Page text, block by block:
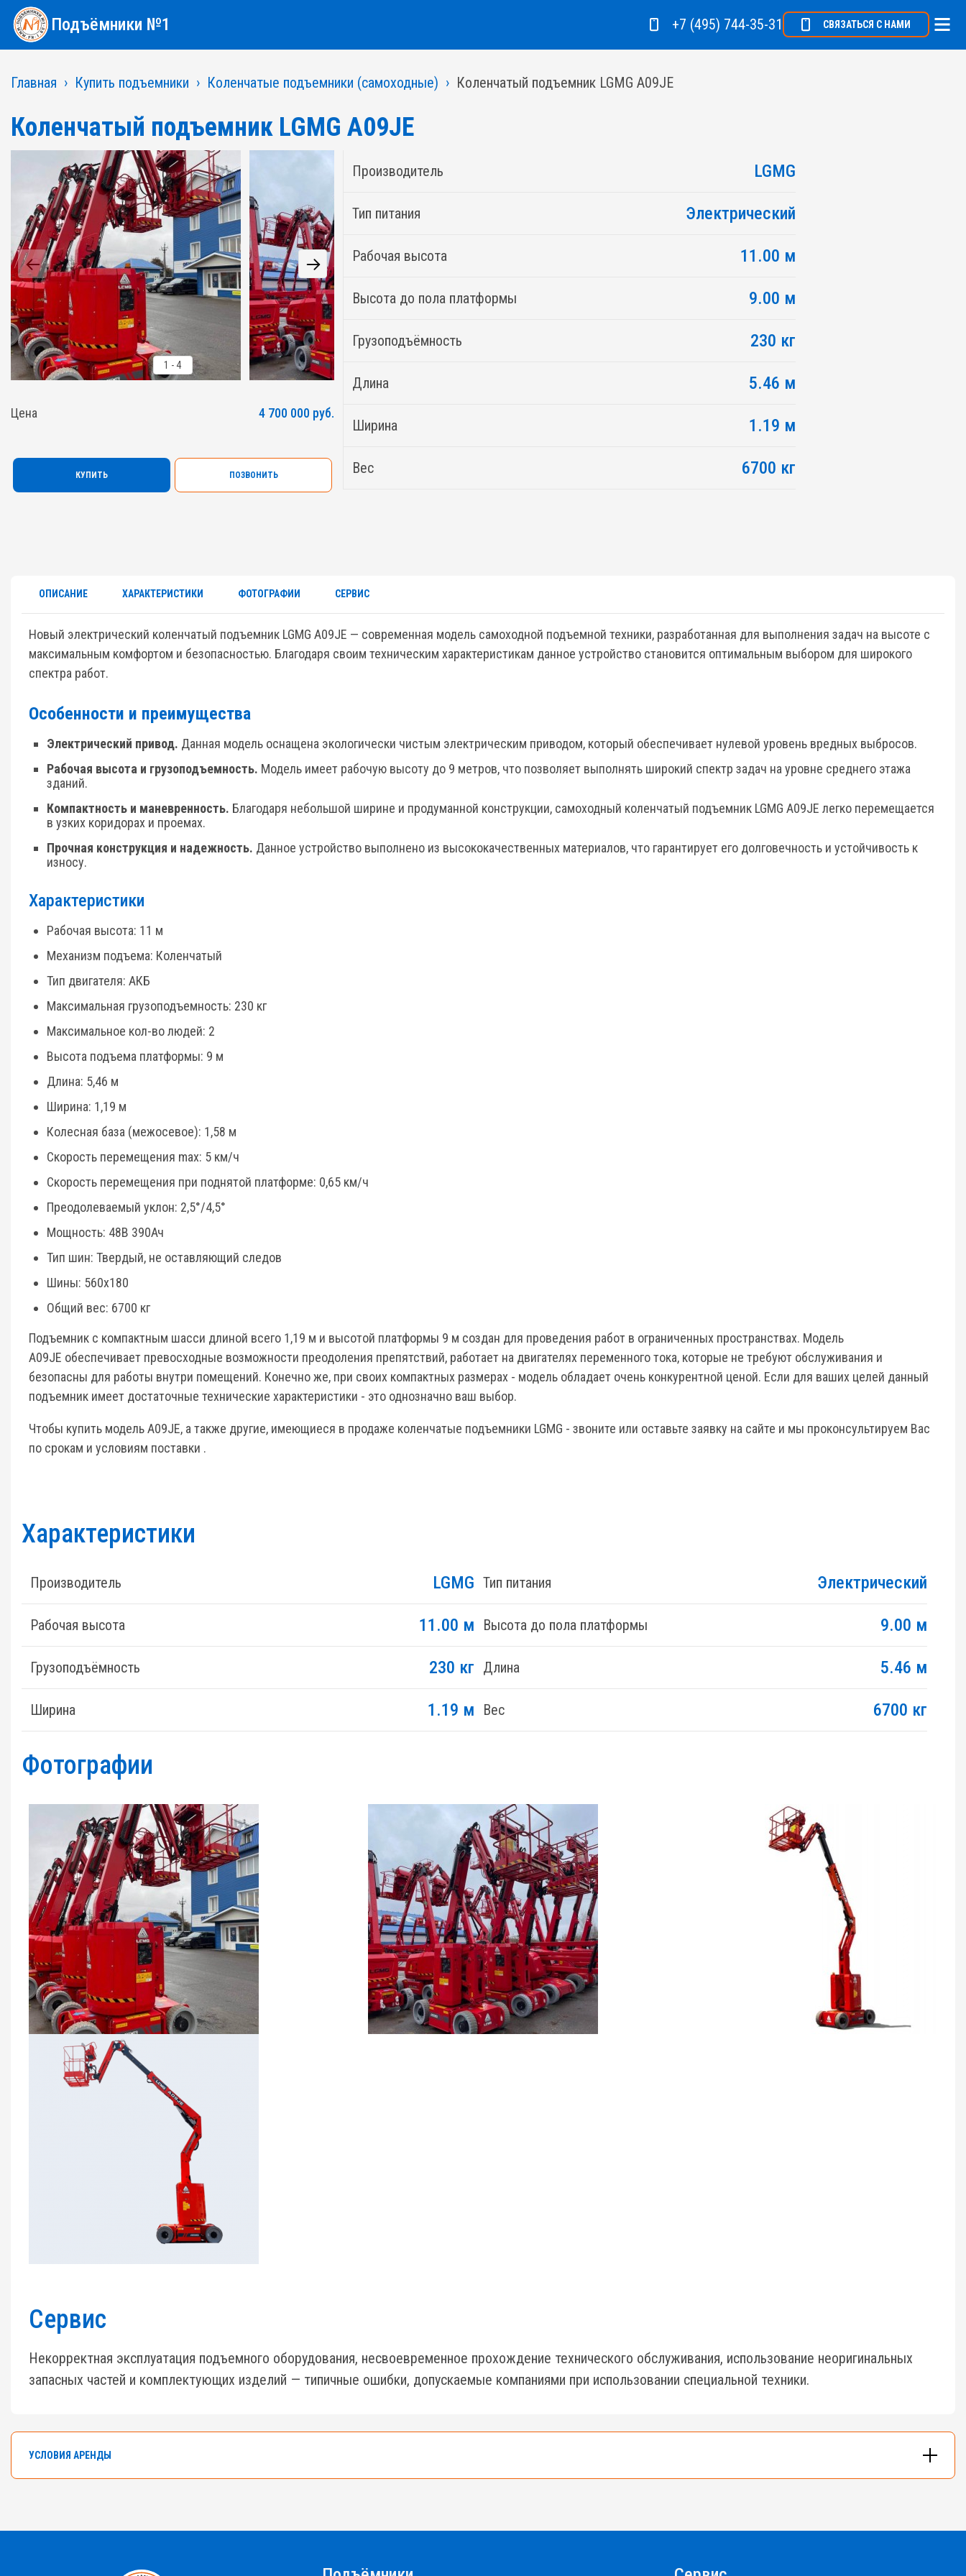
Подъёмники №1 +7 (495) 744-35-31 СВЯЗАТЬСЯ С НАМИ
Главная Купить подъемники Коленчатые подъемники (самоходные) Коленчатый подъемник LGMG A09JE
Коленчатый подъемник LGMG A09JE
1 -4
Цена 4 700 000 руб.
КУПИТЬ ПОЗВОНИТЬ
Производитель LGMG
Тип питания Электрический
Рабочая высота 11.00 м
Высота до пола платформы 9.00 м
Грузоподъёмность 230 кг
Длина 5.46 м
Ширина 1.19 м
Вес 6700 кг
ОПИСАНИЕ ХАРАКТЕРИСТИКИ ФОТОГРАФИИ СЕРВИС
Новый электрический коленчатый подъемник LGMG A09JE — современная модель самоходной подъемной техники, разработанная для выполнения задач на высоте с
максимальным комфортом и безопасностью. Благодаря своим техническим характеристикам данное устройство становится оптимальным выбором для широкого
спектра работ.
Особенности и преимущества
Электрический привод. Данная модель оснащена экологически чистым электрическим приводом, который обеспечивает нулевой уровень вредных выбросов.
Рабочая высота и грузоподъемность. Модель имеет рабочую высоту до 9 метров, что позволяет выполнять широкий спектр задач на уровне среднего этажа
зданий.
Компактность и маневренность. Благодаря небольшой ширине и продуманной конструкции, самоходный коленчатый подъемник LGMG A09JE легко перемещается
в узких коридорах и проемах.
Прочная конструкция и надежность. Данное устройство выполнено из высококачественных материалов, что гарантирует его долговечность и устойчивость к
износу.
Характеристики
Рабочая высота: 11 м
Механизм подъема: Коленчатый
Тип двигателя: АКБ
Максимальная грузоподъемность: 230 кг
Максимальное кол-во людей: 2
Высота подъема платформы: 9 м
Длина: 5,46 м
Ширина: 1,19 м
Колесная база (межосевое): 1,58 м
Скорость перемещения max: 5 км/ч
Скорость перемещения при поднятой платформе: 0,65 км/ч
Преодолеваемый уклон: 2,5°/4,5°
Мощность: 48В 390Ач
Тип шин: Твердый, не оставляющий следов
Шины: 560х180
Общий вес: 6700 кг
Подъемник с компактным шасси длиной всего 1,19 м и высотой платформы 9 м создан для проведения работ в ограниченных пространствах. Модель
A09JE обеспечивает превосходные возможности преодоления препятствий, работает на двигателях переменного тока, которые не требуют обслуживания и
безопасны для работы внутри помещений. Конечно же, при своих компактных размерах - модель обладает очень конкурентной ценой. Если для ваших целей данный
подъемник имеет достаточные технические характеристики - это однозначно ваш выбор.
Чтобы купить модель A09JE, а также другие, имеющиеся в продаже коленчатые подъемники LGMG - звоните или оставьте заявку на сайте и мы проконсультируем Вас
по срокам и условиям поставки .
Характеристики
Производитель LGMG Тип питания Электрический
Рабочая высота 11.00 м Высота до пола платформы 9.00 м
Грузоподъёмность 230 кг Длина 5.46 м
Ширина 1.19 м Вес 6700 кг
Фотографии
Сервис
Некорректная эксплуатация подъемного оборудования, несвоевременное прохождение технического обслуживания, использование неоригинальных
запасных частей и комплектующих изделий — типичные ошибки, допускаемые компаниями при использовании специальной техники.
УСЛОВИЯ АРЕНДЫ